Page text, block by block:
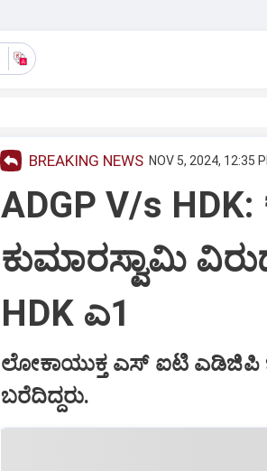
BREAKING NEWS NOV 5, 2024, 12:35
ADGP V/s
ಕುಮಾರಸ್ವಾಮಿ
HDK ಎ1
ಲೋಕಾಯುಕ್ತ ಎಸ್‌ ಐಟಿ ಎಡಿಜಿಪಿ
ಬರೆದಿದ್ದರು.